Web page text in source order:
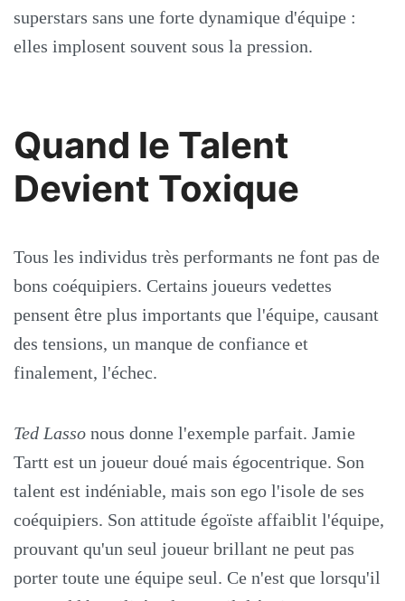
superstars sans une forte dynamique d'équipe :
elles implosent souvent sous la pression.
Quand le Talent
Devient Toxique
Tous les individus très performants ne font pas de
bons coéquipiers. Certains joueurs vedettes
pensent être plus importants que l'équipe, causant
des tensions, un manque de confiance et
finalement, l'échec.
Ted Lasso nous donne l'exemple parfait. Jamie
Tartt est un joueur doué mais égocentrique. Son
talent est indéniable, mais son ego l'isole de ses
coéquipiers. Son attitude égoïste affaiblit l'équipe,
prouvant qu'un seul joueur brillant ne peut pas
porter toute une équipe seul. Ce n'est que lorsqu'il